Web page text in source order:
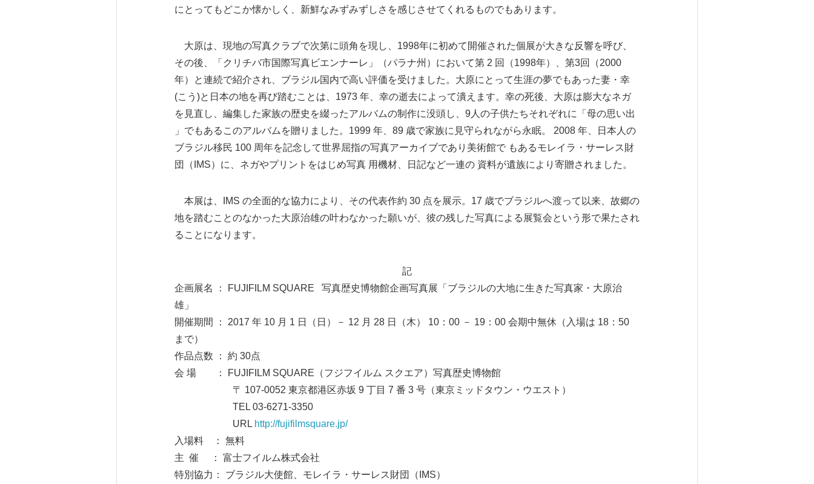
にとってもどこか懐かしく、新鮮なみずみずしさを感じさせてくれるものでもあります。
大原は、現地の写真クラブで次第に頭角を現し、1998年に初めて開催された個展が大きな反響を呼び、
その後、「クリチバ市国際写真ビエンナーレ」（パラナ州）において第 2 回（1998年）、第3回（2000
年）と連続で紹介され、ブラジル国内で高い評価を受けました。大原にとって生涯の夢でもあった妻・幸
(こう)と日本の地を再び踏むことは、1973 年、幸の逝去によって潰えます。幸の死後、大原は膨大なネガ
を見直し、編集した家族の歴史を綴ったアルバムの制作に没頭し、9人の子供たちそれぞれに「母の思い出
」でもあるこのアルバムを贈りました。1999 年、89 歳で家族に見守られながら永眠。 2008 年、日本人の
ブラジル移民 100 周年を記念して世界屈指の写真アーカイブであり美術館で もあるモレイラ・サーレス財
団（IMS）に、ネガやプリントをはじめ写真 用機材、日記など一連の 資料が遺族により寄贈されました。
本展は、IMS の全面的な協力により、その代表作約 30 点を展示。17 歳でブラジルへ渡って以来、故郷の
地を踏むことのなかった大原治雄の叶わなかった願いが、彼の残した写真による展覧会という形で果たされ
ることになります。
記
企画展名 ： FUJIFILM SQUARE 写真歴史博物館企画写真展「ブラジルの大地に生きた写真家・大原治
雄」
開催期間 ： 2017 年 10 月 1 日（日）－ 12 月 28 日（木） 10：00 － 19：00 会期中無休（入場は 18：50
まで）
作品点数 ： 約 30点
会 場 ： FUJIFILM SQUARE（フジフイルム スクエア）写真歴史博物館
〒 107-0052 東京都港区赤坂 9 丁目 7 番 3 号（東京ミッドタウン・ウエスト）
TEL 03-6271-3350
URL http://fujifilmsquare.jp/
入場料 ： 無料
主 催 ： 富士フイルム株式会社
特別協力： ブラジル大使館、モレイラ・サーレス財団（IMS）
English